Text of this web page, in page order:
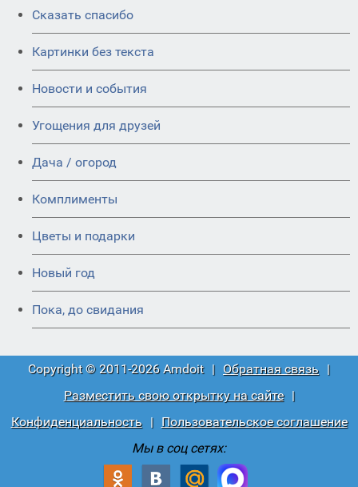
Сказать спасибо
Картинки без текста
Новости и события
Угощения для друзей
Дача / огород
Комплименты
Цветы и подарки
Новый год
Пока, до свидания
Copyright © 2011-2026 Amdoit | Обратная связь |
Разместить свою открытку на сайте
|
Конфиденциальность
|
Пользовательское соглашение
Мы в соц сетях: